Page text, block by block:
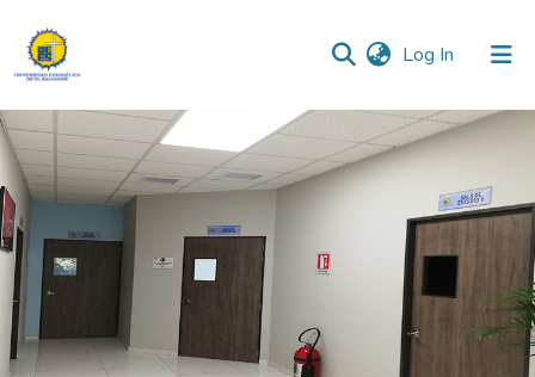
Log In (current)
Communities & Collections
All of DSpace